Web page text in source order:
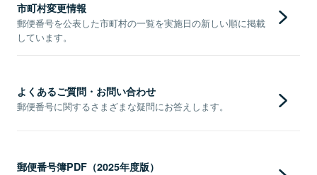
市町村変更情報
郵便番号を公表した市町村の一覧を実施日の新しい順に掲載
しています。
よくあるご質問・お問い合わせ
郵便番号に関するさまざまな疑問にお答えします。
郵便番号簿PDF（2025年度版）